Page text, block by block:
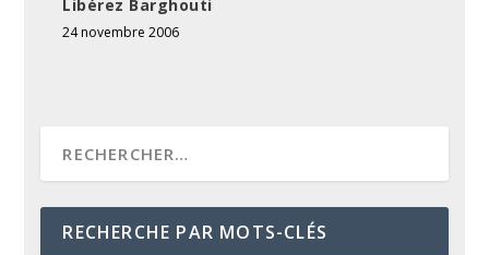
Libérez Barghouti
24 novembre 2006
RECHERCHE PAR MOTS-CLÉS